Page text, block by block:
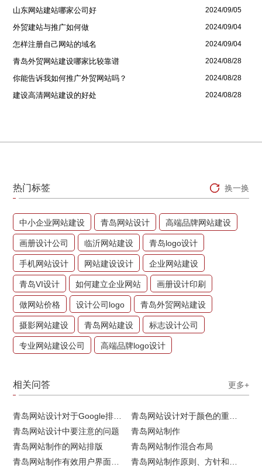
山东网站建站哪家公司好 2024/09/05
外贸建站与推广如何做 2024/09/04
怎样注册自己网站的域名 2024/09/04
青岛外贸网站建设哪家比较靠谱 2024/08/28
你能告诉我如何推广外贸网站吗？ 2024/08/28
建设高清网站建设的好处 2024/08/28
热门标签 换一换
中小企业网站建设 青岛网站设计 高端品牌网站建设
画册设计公司 临沂网站建设 青岛logo设计
手机网站设计 网站建设设计 企业网站建设
青岛VI设计 如何建立企业网站 画册设计印刷
做网站价格 设计公司logo 青岛外贸网站建设
摄影网站建设 青岛网站建设 标志设计公司
专业网站建设公司 高端品牌logo设计
相关问答 更多+
青岛网站设计中要注意的问题
青岛网站制作
青岛网站制作的网站排版
青岛网站制作混合布局